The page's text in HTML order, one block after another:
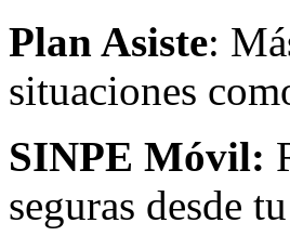
Plan Asiste:
situaciones
SINPE Móvil:
seguras desde